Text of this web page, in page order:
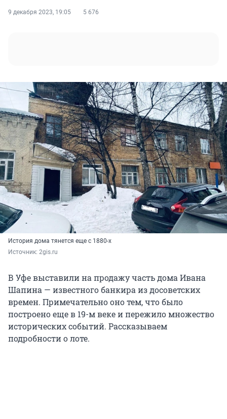
9 декабря 2023, 19:05 5 676
История дома тянется еще с 1880-х
Источник: 2gis.ru
В Уфе выставили на продажу часть дома Ивана
Шапина — известного банкира из досоветских
времен. Примечательно оно тем, что было
построено еще в 19-м веке и пережило множество
исторических событий. Рассказываем
подробности о лоте.